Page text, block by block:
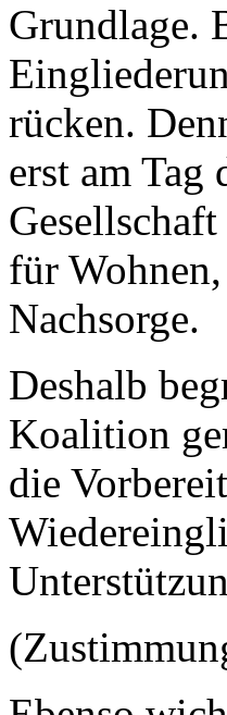
Grundlage.
rücken.
erst am Tag
für
Nachsorge.
Deshalb
Koalition
die